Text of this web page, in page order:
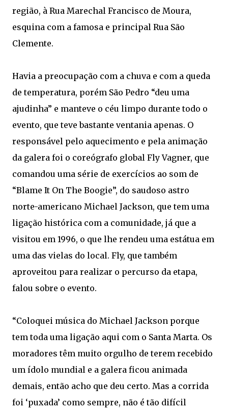
região, à Rua Marechal Francisco de Moura,
esquina com a famosa e principal Rua São
Clemente.
Havia a preocupação com a chuva e com a queda
de temperatura, porém São Pedro “deu uma
ajudinha” e manteve o céu limpo durante todo o
evento, que teve bastante ventania apenas. O
responsável pelo aquecimento e pela animação
da galera foi o coreógrafo global Fly Vagner, que
comandou uma série de exercícios ao som de
“Blame It On The Boogie”, do saudoso astro
norte-americano Michael Jackson, que tem uma
ligação histórica com a comunidade, já que a
visitou em 1996, o que lhe rendeu uma estátua em
uma das vielas do local. Fly, que também
aproveitou para realizar o percurso da etapa,
falou sobre o evento.
“Coloquei música do Michael Jackson porque
tem toda uma ligação aqui com o Santa Marta. Os
moradores têm muito orgulho de terem recebido
um ídolo mundial e a galera ficou animada
demais, então acho que deu certo. Mas a corrida
foi ‘puxada’ como sempre, não é tão difícil